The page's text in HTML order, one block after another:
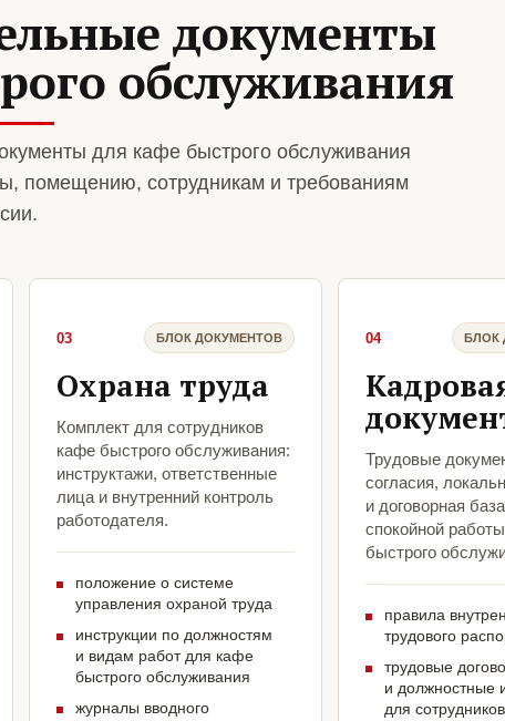
документы
обслуживания
для кафе быстрого обслуживания
помещению, сотрудникам и требованиям
03 БЛОК ДОКУМЕНТОВ
Охрана труда
Комплект для сотрудников
кафе быстрого обслуживания:
инструктажи, ответственные
лица и внутренний контроль
работодателя.
положение о системе
управления охраной труда
инструкции по должностям
и видам работ для кафе
быстрого обслуживания
журналы вводного
04 БЛОК
Трудовые
согласия,
и договорная
спокойной
быстрого
правила
трудового
трудовые
и должностные
для